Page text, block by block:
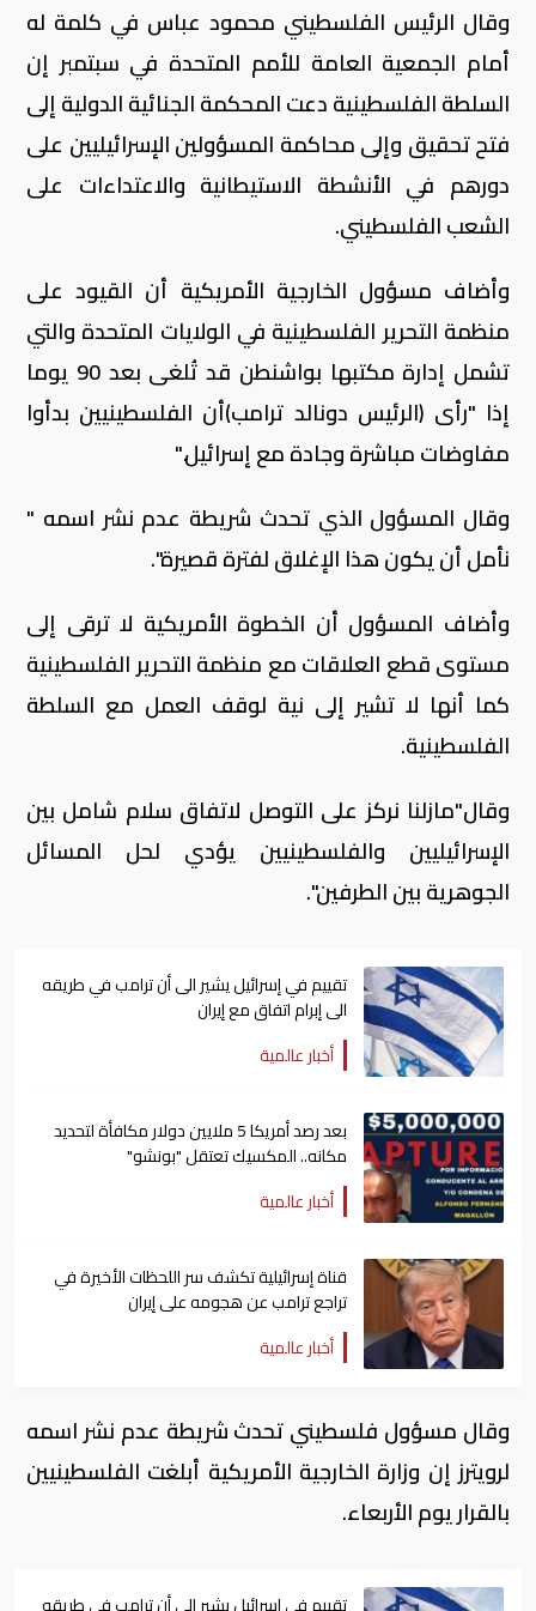
وقال الرئيس الفلسطيني محمود عباس في كلمة له
أمام الجمعية العامة للأمم المتحدة في سبتمبر إن
السلطة الفلسطينية دعت المحكمة الجنائية الدولية إلى
فتح تحقيق وإلى محاكمة المسؤولين الإسرائيليين على
دورهم في الأنشطة الاستيطانية والاعتداءات على
الشعب الفلسطيني.
وأضاف مسؤول الخارجية الأمريكية أن القيود على
منظمة التحرير الفلسطينية في الولايات المتحدة والتي
تشمل إدارة مكتبها بواشنطن قد تُلغى بعد 90 يوما
إذا "رأى (الرئيس دونالد ترامب)أن الفلسطينيين بدأوا
مفاوضات مباشرة وجادة مع إسرائيل."
وقال المسؤول الذي تحدث شريطة عدم نشر اسمه "
نأمل أن يكون هذا الإغلاق لفترة قصيرة".
وأضاف المسؤول أن الخطوة الأمريكية لا ترقى إلى
مستوى قطع العلاقات مع منظمة التحرير الفلسطينية
كما أنها لا تشير إلى نية لوقف العمل مع السلطة
الفلسطينية.
وقال"مازلنا نركز على التوصل لاتفاق سلام شامل بين
الإسرائيليين والفلسطينيين يؤدي لحل المسائل
الجوهرية بين الطرفين".
تقييم في إسرائيل يشير الى أن ترامب في طريقه
الى إبرام اتفاق مع إيران
أخبار عالمية
بعد رصد أمريكا 5 ملايين دولار مكافأة لتحديد
مكانه.. المكسيك تعتقل "بونشو"
أخبار عالمية
قناة إسرائيلية تكشف سر اللحظات الأخيرة في
تراجع ترامب عن هجومه على إيران
أخبار عالمية
وقال مسؤول فلسطيني تحدث شريطة عدم نشر اسمه
لرويترز إن وزارة الخارجية الأمريكية أبلغت الفلسطينيين
بالقرار يوم الأربعاء.
تقييم في إسرائيل يشير الى أن ترامب في طريقه